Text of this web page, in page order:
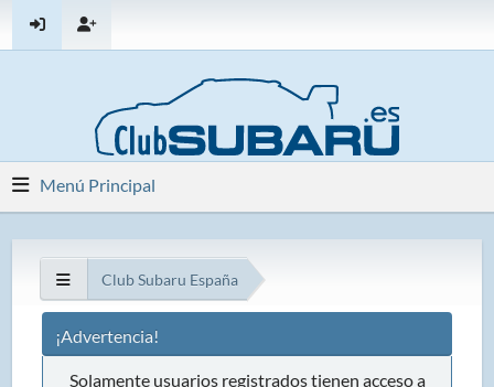
Menú Principal
Club Subaru España
¡Advertencia!
Solamente usuarios registrados tienen acceso a